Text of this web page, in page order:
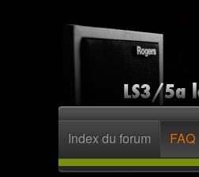
Index du forum FAQ